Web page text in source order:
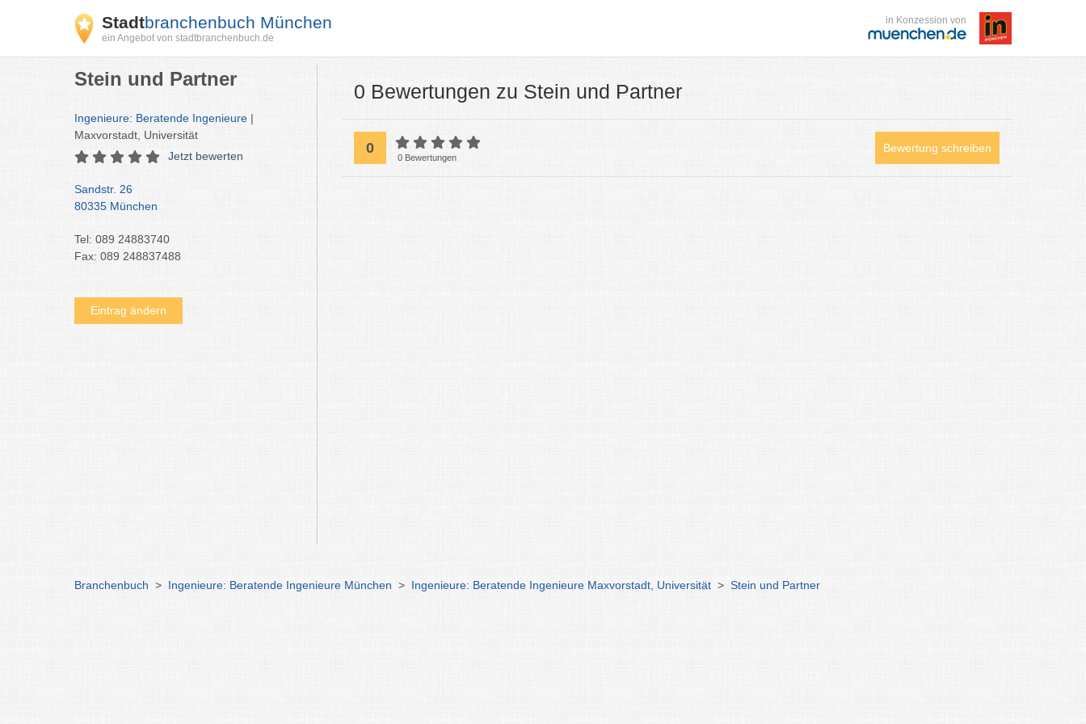
Stadtbranchenbuch München
ein Angebot von stadtbranchenbuch.de
in Konzession von
Stein und Partner
Ingenieure: Beratende Ingenieure |
Maxvorstadt, Universität
Jetzt bewerten
Sandstr. 26
80335 München
Tel: 089 24883740
Fax: 089 248837488
Eintrag ändern
0 Bewertungen zu Stein und Partner
0
0 Bewertungen
Bewertung schreiben
Branchenbuch > Ingenieure: Beratende Ingenieure München > Ingenieure: Beratende Ingenieure Maxvorstadt, Universität > Stein und Partner